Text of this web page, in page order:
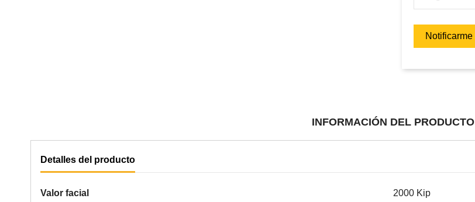
INFORMACIÓN DEL PRODUCTO
Detalles del producto
Valor facial 2000 Kip